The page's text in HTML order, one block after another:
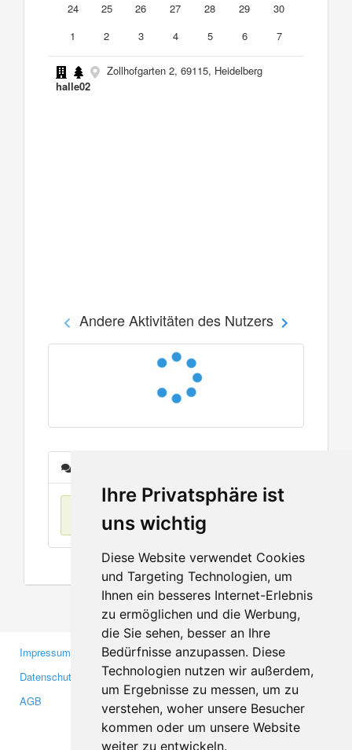
Ihre Privatsphäre ist
uns wichtig
Diese Website verwendet Cookies
und Targeting Technologien, um
Ihnen ein besseres Internet-Erlebnis
zu ermöglichen und die Werbung,
die Sie sehen, besser an Ihre
Bedürfnisse anzupassen. Diese
Technologien nutzen wir außerdem,
um Ergebnisse zu messen, um zu
verstehen, woher unsere Besucher
kommen oder um unsere Website
weiter zu entwickeln.
24
25 26 27 28 29
30
1
2 3 4 5 6 7
Zollhofgarten 2, 69115, Heidelberg
halle02
Andere Aktivitäten des Nutzers
Keine Einträge
Impressum
Datenschutzerklärung
AGB
Gewerbetreibende
Investoren
Medien